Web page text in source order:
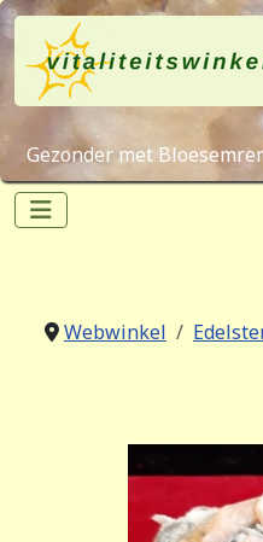
Gezonder met
Webwinkel